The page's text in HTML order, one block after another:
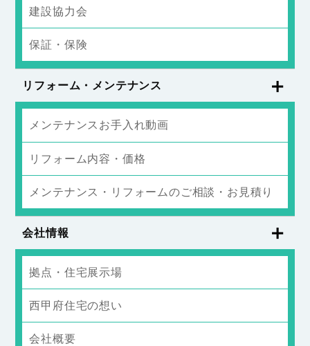
建設協力会
保証・保険
リフォーム・メンテナンス
メンテナンスお手入れ動画
リフォーム内容・価格
メンテナンス・リフォームのご相談・お見積り
会社情報
拠点・住宅展示場
西甲府住宅の想い
会社概要